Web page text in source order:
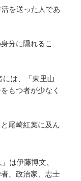
活を送った人であ
分に隠れるこ
には、「東里山
もつ者が少なく
尾崎紅葉に及ん
」は伊藤博文、
、政治家、志士